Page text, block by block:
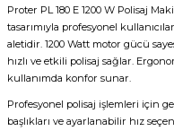
Proter PL 180 E 1200 W Polisaj
tasarımıyla profesyonel
aletidir. 1200 Watt motor gücü
hızlı ve etkili polisaj sağlar.
kullanımda konfor sunar.
Profesyonel polisaj işlemleri için
başlıkları ve ayarlanabilir hız